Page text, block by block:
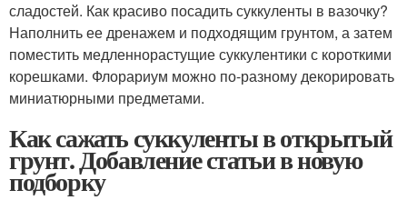
сладостей. Как красиво посадить суккуленты в вазочку?
Наполнить ее дренажем и подходящим грунтом, а затем
поместить медленнорастущие суккулентики с короткими
корешками. Флорариум можно по-разному декорировать
миниатюрными предметами.
Как сажать суккуленты в открытый
грунт. Добавление статьи в новую
подборку